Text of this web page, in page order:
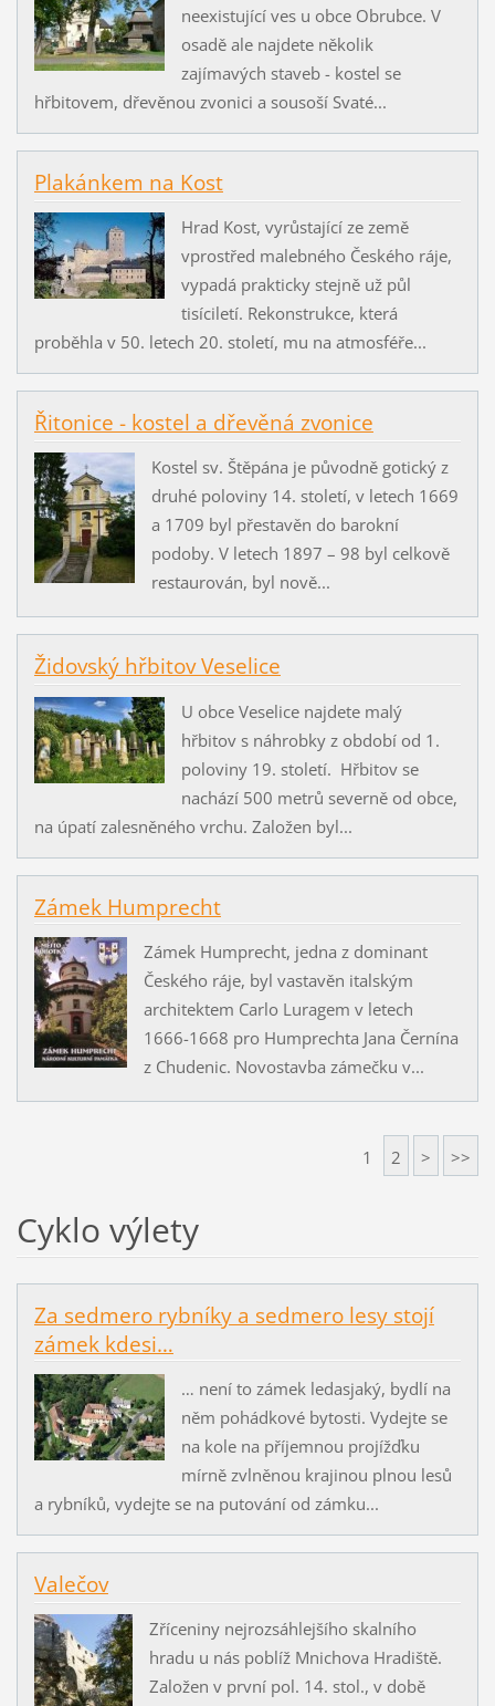
neexistující ves u obce Obrubce. V
osadě ale najdete několik
zajímavých staveb - kostel se
hřbitovem, dřevěnou zvonici a sousoší Svaté...
Plakánkem na Kost
Hrad Kost, vyrůstající ze země
vprostřed malebného Českého ráje,
vypadá prakticky stejně už půl
tisíciletí. Rekonstrukce, která
proběhla v 50. letech 20. století, mu na atmosféře...
Řitonice - kostel a dřevěná zvonice
Kostel sv. Štěpána je původně gotický z
druhé poloviny 14. století, v letech 1669
a 1709 byl přestavěn do barokní
podoby. V letech 1897 – 98 byl celkově
restaurován, byl nově...
Židovský hřbitov Veselice
U obce Veselice najdete malý
hřbitov s náhrobky z období od 1.
poloviny 19. století. Hřbitov se
nachází 500 metrů severně od obce,
na úpatí zalesněného vrchu. Založen byl...
Zámek Humprecht
Zámek Humprecht, jedna z dominant
Českého ráje, byl vastavěn italským
architektem Carlo Luragem v letech
1666-1668 pro Humprechta Jana Černína
z Chudenic. Novostavba zámečku v...
1 2 > >>
Cyklo výlety
Za sedmero rybníky a sedmero lesy stojí
zámek kdesi…
… není to zámek ledasjaký, bydlí na
něm pohádkové bytosti. Vydejte se
na kole na příjemnou projížďku
mírně zvlněnou krajinou plnou lesů
a rybníků, vydejte se na putování od zámku...
Valečov
Zříceniny nejrozsáhlejšího skalního
hradu u nás poblíž Mnichova Hradiště.
Založen v první pol. 14. stol., v době